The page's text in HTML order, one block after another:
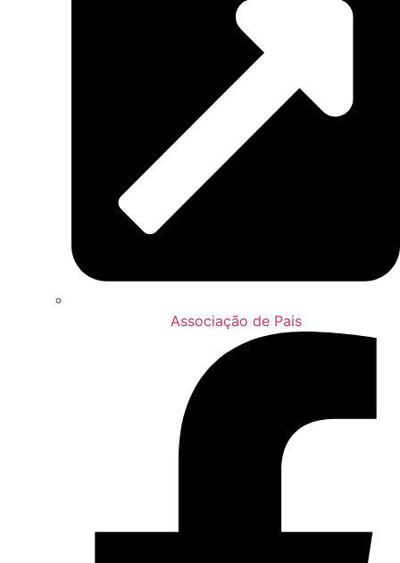
Associação de Pais